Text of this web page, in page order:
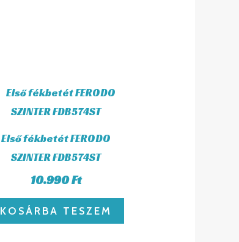
Első fékbetét FERODO
SZINTER FDB574ST
10.990Ft
KOSÁRBA TESZEM